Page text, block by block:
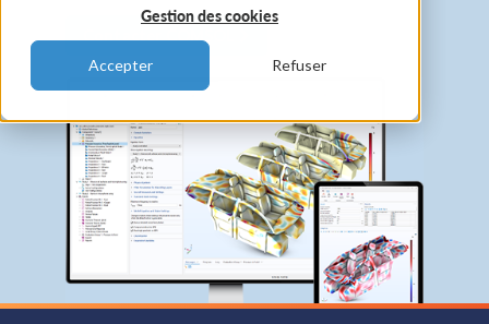
Gestion des cookies
Accepter Refuser